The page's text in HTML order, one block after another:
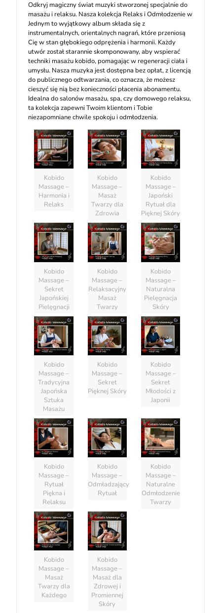
Odkryj magiczny świat muzyki stworzonej specjalnie do
masażu i relaksu. Nasza kolekcja Relaks i Odmłodzenie w
Jednym to wyjątkowy album składa się z
instrumentalnych, orientalnych nagrań, które przeniosą
Cię w stan głębokiego odprężenia i harmonii. Każdy
utwór został starannie skomponowany, aby wspierać
techniki masażu kobido, pomagając w regeneracji ciała i
umysłu. Nasza muzyka jest dostępna bez opłat, z licencją
do publicznego odtwarzania, co oznacza, że możesz
cieszyć się nią bez konieczności płacenia abonamentu.
Idealna do salonów masażu, spa, czy domowego relaksu,
ta kolekcja zapewni Twoim klientom i Tobie
niezapomniane chwile spokoju i odmłodzenia.
Kobido
Massage –
Harmonia i
Relaks
Kobido
Massage –
Masaż
Twarzy dla
Zdrowia
Kobido
Massage –
Japoński
Rytuał dla
Pięknej Skóry
Kobido
Massage –
Sekret
Japońskiej
Pielęgnacji
Kobido
Massage –
Relaksacyjny
Masaż
Twarzy
Kobido
Massage –
Naturalna
Pielęgnacja
Skóry
Kobido
Massage –
Tradycyjna
Japońska
Sztuka
Masażu
Kobido
Massage –
Sekret
Pięknej Skóry
Kobido
Massage –
Sekret
Młodości z
Japonii
Kobido
Massage –
Rytuał
Piękna i
Relaksu
Kobido
Massage –
Odmładzający
Rytuał
Kobido
Massage –
Naturalne
Odmłodzenie
Twarzy
Kobido
Massage –
Masaż
Twarzy dla
Każdego
Kobido
Massage –
Masaż dla
Zdrowej i
Promiennej
Skóry